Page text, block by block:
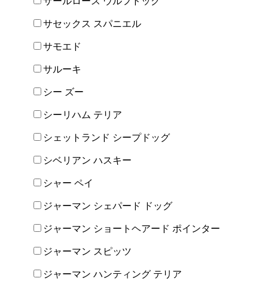
サセックス スパニエル
サモエド
サルーキ
シー ズー
シーリハム テリア
シェットランド シープドッグ
シベリアン ハスキー
シャー ペイ
ジャーマン シェパード ドッグ
ジャーマン ショートヘアード ポインター
ジャーマン スピッツ
ジャーマン ハンティング テリア